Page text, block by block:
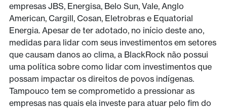
empresas JBS, Energisa, Belo Sun, Vale, Anglo
American, Cargill, Cosan, Eletrobras e Equatorial
Energia. Apesar de ter adotado, no início deste ano,
medidas para lidar com seus investimentos em setores
que causam danos ao clima, a BlackRock não possui
uma política sobre como lidar com investimentos que
possam impactar os direitos de povos indígenas.
Tampouco tem se comprometido a pressionar as
empresas nas quais ela investe para atuar pelo fim do